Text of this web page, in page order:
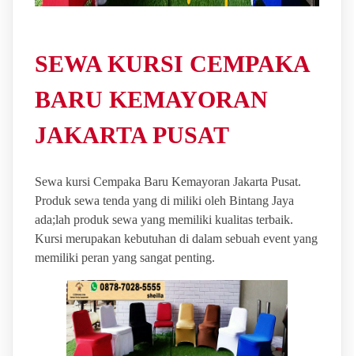
SEWA KURSI CEMPAKA
BARU KEMAYORAN
JAKARTA PUSAT
Sewa kursi Cempaka Baru Kemayoran Jakarta Pusat.
Produk sewa tenda yang di miliki oleh Bintang Jaya
ada;lah produk sewa yang memiliki kualitas terbaik.
Kursi merupakan kebutuhan di dalam sebuah event yang
memiliki peran yang sangat penting.